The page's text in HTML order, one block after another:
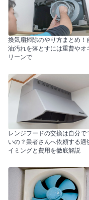
換気扇掃除のやり方まとめ！
油汚れを落とすには重曹やオ
リーンで
レンジフードの交換は自分で
いの？業者さんへ依頼する適
イミングと費用を徹底解説